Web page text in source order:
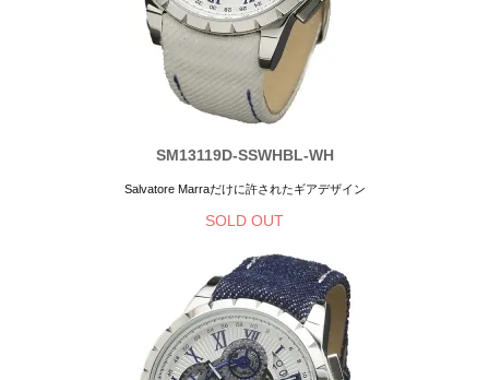
SM13119D-SSWHBL-WH
Salvatore Marraだけに許されたギアデザイン
SOLD OUT